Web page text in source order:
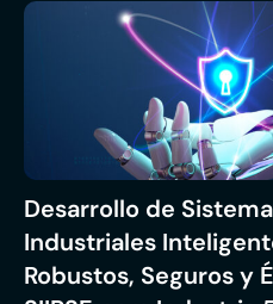
Desarrollo de
Industriales
Robustos, Seguros y